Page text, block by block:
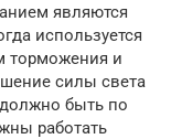
являются
используется
торможения и
силы света
быть по
работать